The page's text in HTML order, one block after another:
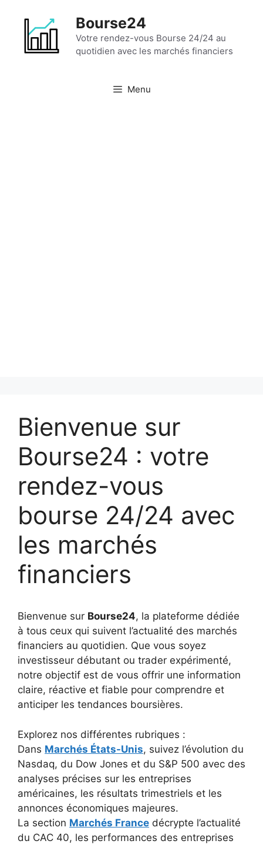
contenu
Bourse24
Votre rendez-vous Bourse 24/24 au
quotidien avec les marchés financiers
Menu
Bienvenue sur
Bourse24 : votre
rendez-vous
bourse 24/24 avec
les marchés
financiers
Bienvenue sur Bourse24, la plateforme dédiée
à tous ceux qui suivent l’actualité des marchés
financiers au quotidien. Que vous soyez
investisseur débutant ou trader expérimenté,
notre objectif est de vous offrir une information
claire, réactive et fiable pour comprendre et
anticiper les tendances boursières.
Explorez nos différentes rubriques :
Dans Marchés États-Unis, suivez l’évolution du
Nasdaq, du Dow Jones et du S&P 500 avec des
analyses précises sur les entreprises
américaines, les résultats trimestriels et les
annonces économiques majeures.
La section Marchés France décrypte l’actualité
du CAC 40, les performances des entreprises